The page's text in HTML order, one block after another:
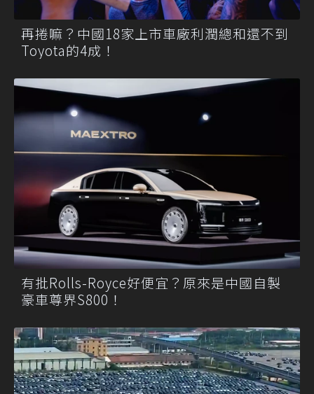
再捲嘛？中國18家上市車廠利潤總和還不到
Toyota的4成！
有批Rolls-Royce好便宜？原來是中國自製
豪車尊界S800！